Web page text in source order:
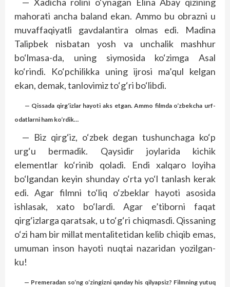
mahorati ancha baland ekan. Ammo bu obrazni u
muvaffaqiyatli gavdalantira olmas edi. Madina
Talipbek nisbatan yosh va unchalik mashhur
bo‘lmasa-da, uning siymosida ko‘zimga Asal
ko‘rindi. Ko‘pchilikka uning ijrosi ma’qul kelgan
ekan, demak, tanlovimiz to‘g‘ri bo‘libdi.
— Qissada qirg‘izlar hayoti aks etgan. Ammo filmda o‘zbekcha urf-
odatlarni ham ko‘rdik…
— Biz qirg‘iz, o‘zbek degan tushunchaga ko‘p
urg‘u bermadik. Qaysidir joylarida kichik
elementlar ko‘rinib qoladi. Endi xalqaro loyiha
bo‘lgandan keyin shunday o‘rta yo‘l tanlash kerak
edi. Agar filmni to‘liq o‘zbeklar hayoti asosida
ishlasak, xato bo‘lardi. Agar e’tiborni faqat
qirg‘izlarga qaratsak, u to‘g‘ri chiqmasdi. Qissaning
o‘zi ham bir millat mentalitetidan kelib chiqib emas,
umuman inson hayoti nuqtai nazaridan yozilgan-
ku!
— Premeradan so‘ng o‘zingizni qanday his qilyapsiz? Filmning yutuq